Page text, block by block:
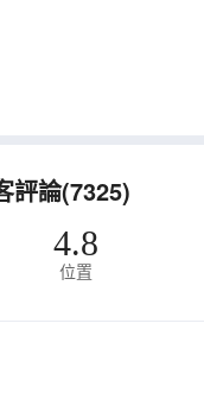
評論(7325)
4.8
位置